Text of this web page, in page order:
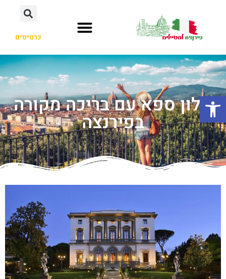
כרטיסים
מלון ספא עם בריכה מקורה
בפירנצה
פתח סרגל נגישות